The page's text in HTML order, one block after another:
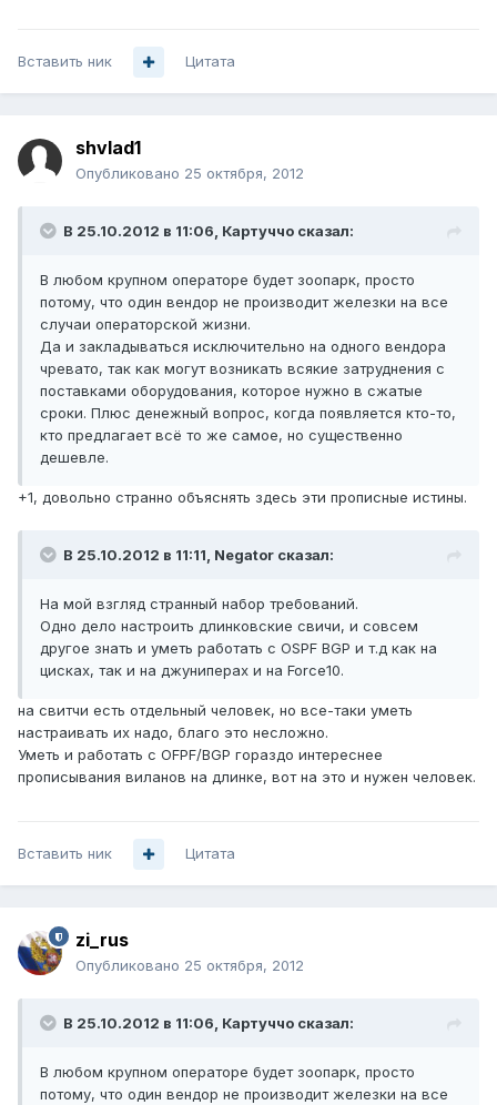
Вставить ник Цитата
shvlad1
Опубликовано 25 октября, 2012
В 25.10.2012 в 11:06, Картуччо сказал:
В любом крупном операторе будет зоопарк, просто
потому, что один вендор не производит железки на все
случаи операторской жизни.
Да и закладываться исключительно на одного вендора
чревато, так как могут возникать всякие затруднения с
поставками оборудования, которое нужно в сжатые
сроки. Плюс денежный вопрос, когда появляется кто-то,
кто предлагает всё то же самое, но существенно
дешевле.
+1, довольно странно объяснять здесь эти прописные истины.
В 25.10.2012 в 11:11, Negator сказал:
На мой взгляд странный набор требований.
Одно дело настроить длинковские свичи, и совсем
другое знать и уметь работать с OSPF BGP и т.д как на
цисках, так и на джуниперах и на Force10.
на свитчи есть отдельный человек, но все-таки уметь
настраивать их надо, благо это несложно.
Уметь и работать с OFPF/BGP гораздо интереснее
прописывания виланов на длинке, вот на это и нужен человек.
Вставить ник Цитата
zi_rus
Опубликовано 25 октября, 2012
В 25.10.2012 в 11:06, Картуччо сказал:
В любом крупном операторе будет зоопарк, просто
потому, что один вендор не производит железки на все